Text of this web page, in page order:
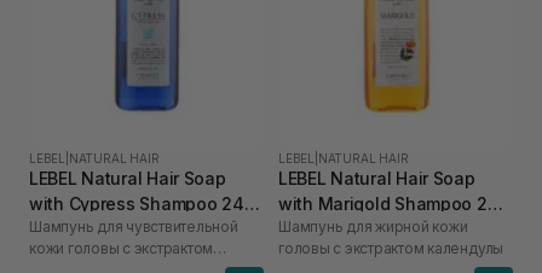
LEBEL NATURAL HAIR
LEBEL Natural Hair Soap
with Cypress Shampoo 240
мл
Шампунь для чувствительной
кожи головы с экстрактом
LEBEL NATURAL HAIR
LEBEL Natural Hair Soap
with Marigold Shampoo 240
мл
Шампунь для жирной кожи
головы с экстрактом календулы